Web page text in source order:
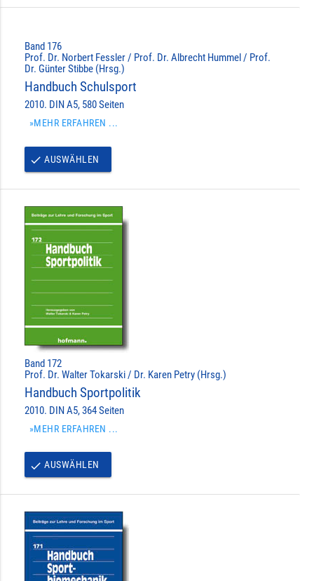
Band 176
Prof. Dr. Norbert Fessler / Prof. Dr. Albrecht Hummel / Prof.
Dr. Günter Stibbe (Hrsg.)
Handbuch Schulsport
2010. DIN A5, 580 Seiten
»MEHR ERFAHREN ...
done AUSWÄHLEN
Band 172
Prof. Dr. Walter Tokarski / Dr. Karen Petry (Hrsg.)
Handbuch Sportpolitik
2010. DIN A5, 364 Seiten
»MEHR ERFAHREN ...
done AUSWÄHLEN